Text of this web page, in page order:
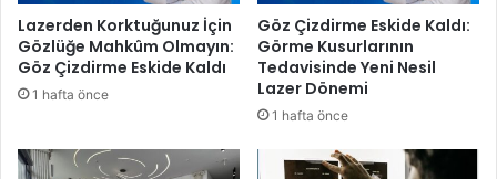
r
l
a
ı
ü
z
n
e
n
Lazerden Korktuğunuz İçin
Gözlüğe Mahkûm Olmayın:
Göz Çizdirme Eskide Kaldı
1 hafta önce
Göz Çizdirme Eskide Kaldı:
Görme Kusurlarının
Tedavisinde Yeni Nesil
Lazer Dönemi
1 hafta önce